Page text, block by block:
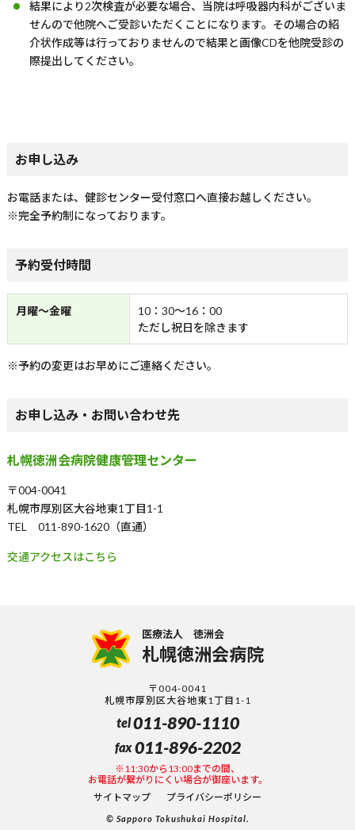
結果により2次検査が必要な場合、当院は呼吸器内科がございま
せんので他院へご受診いただくことになります。その場合の紹
介状作成等は行っておりませんので結果と画像CDを他院受診の
際提出してください。
お申し込み
お電話または、健診センター受付窓口へ直接お越しください。
※完全予約制になっております。
予約受付時間
月曜～金曜
10：30～16：00
ただし祝日を除きます
※予約の変更はお早めにご連絡ください。
お申し込み・お問い合わせ先
札幌徳洲会病院健康管理センター
〒004-0041
札幌市厚別区大谷地東1丁目1-1
TEL 011-890-1620（直通）
交通アクセスはこちら
医療法人 徳洲会
札幌徳洲会病院
〒004-0041
札幌市厚別区大谷地東1丁目1-1
tel011-890-1110
fax011-896-2202
※11:30から13:00までの間、
お電話が繋がりにくい場合が御座います。
サイトマップ
プライバシーポリシー
© Sapporo Tokushukai Hospital.